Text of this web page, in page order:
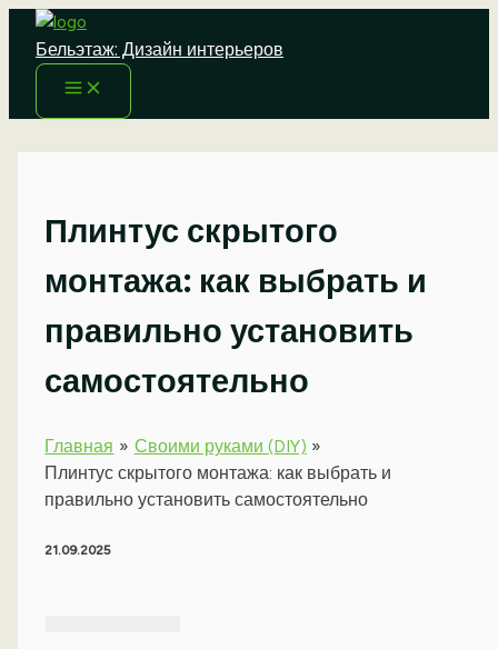
Перейти
содержимому
Бельэтаж: Дизайн интерьеров
Плинтус скрытого
монтажа: как выбрать и
правильно установить
самостоятельно
Главная
Своими руками (DIY)
Плинтус скрытого монтажа: как выбрать и
правильно установить самостоятельно
21.09.2025